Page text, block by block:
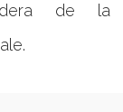
de la